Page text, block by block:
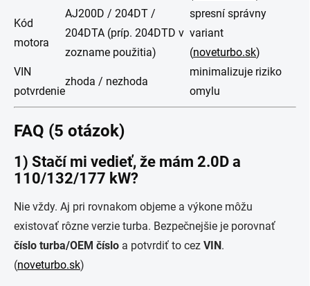
Kód
motora
AJ200D / 204DT /
204DTA (príp. 204DTD v
zozname použitia)
spresní správny
variant
(noveturbo.sk)
VIN
potvrdenie
zhoda / nezhoda
minimalizuje riziko
omylu
FAQ (5 otázok)
1) Stačí mi vedieť, že mám 2.0D a
110/132/177 kW?
Nie vždy. Aj pri rovnakom objeme a výkone môžu
existovať rôzne verzie turba. Bezpečnejšie je porovnať
číslo turba/OEM číslo a potvrdiť to cez VIN.
(noveturbo.sk)